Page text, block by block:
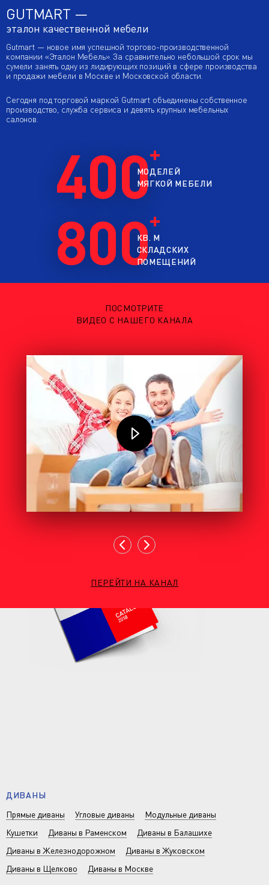
GUTMART —
эталон качественной мебели
Gutmart — новое имя успешной торгово-производственной
компании «Эталон Мебель». За сравнительно небольшой срок мы
сумели занять одну из лидирующих позиций в сфере производства
и продажи мебели в Москве и Московской области.
Сегодня под торговой маркой Gutmart объединены собственное
производство, служба сервиса и девять крупных мебельных
салонов.
400МОДЕЛЕЙ
МЯГКОЙ МЕБЕЛИ
800
КВ. М
СКЛАДСКИХ
ПОМЕЩЕНИЙ
ПОСМОТРИТЕ
ВИДЕО С НАШЕГО КАНАЛА
ПЕРЕЙТИ НА КАНАЛ
ДИВАНЫ
Прямые диваны
Угловые диваны
Модульные диваны
Кушетки
Диваны в Раменском
Диваны в Балашихе
Диваны в Железнодорожном
Диваны в Жуковском
Диваны в Щелково
Диваны в Москве